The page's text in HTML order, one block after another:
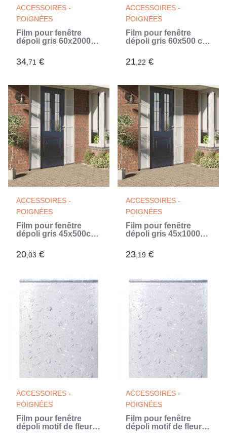
ACCESSOIRES -
POIGNÉES
Film pour fenêtre
dépoli gris 60x2000
34,71 €
ACCESSOIRES -
POIGNÉES
Film pour fenêtre
dépoli gris 60x500 cm
21,22 €
ACCESSOIRES -
POIGNÉES
Film pour fenêtre
dépoli gris 45x500cm
20,03 €
ACCESSOIRES -
POIGNÉES
Film pour fenêtre
dépoli gris 45x1000
23,19 €
ACCESSOIRES -
POIGNÉES
Film pour fenêtre
dépoli motif de fleur
ACCESSOIRES -
POIGNÉES
Film pour fenêtre
dépoli motif de fleur